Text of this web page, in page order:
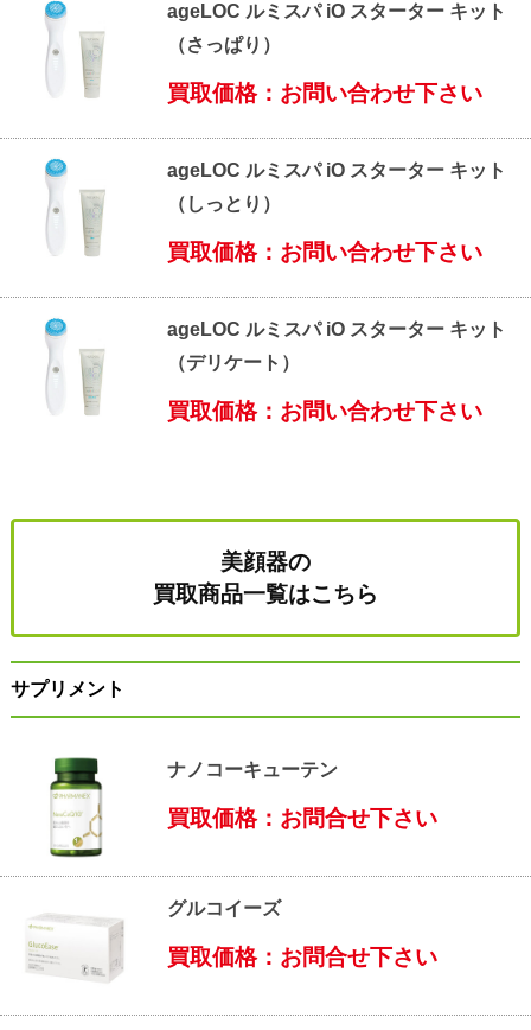
ageLOC ルミスパ iO スターター キット
（さっぱり）
買取価格：お問い合わせ下さい
ageLOC ルミスパ iO スターター キット
（しっとり）
買取価格：お問い合わせ下さい
ageLOC ルミスパ iO スターター キット
（デリケート）
買取価格：お問い合わせ下さい
美顔器の
買取商品一覧はこちら
サプリメント
ナノコーキューテン
買取価格：お問合せ下さい
グルコイーズ
買取価格：お問合せ下さい